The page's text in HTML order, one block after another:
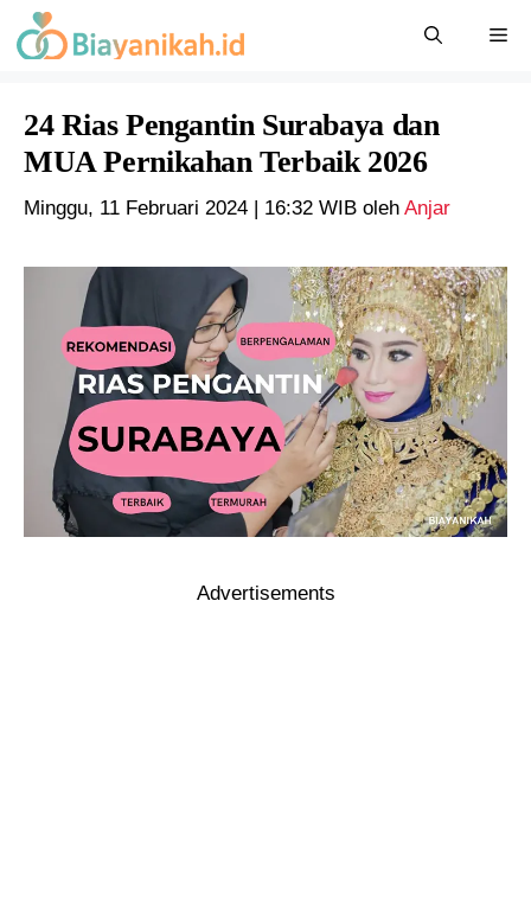
Langsung
ke
24 Rias Pengantin Surabaya dan
MUA Pernikahan Terbaik 2026
Minggu, 11 Februari 2024 | 16:32 WIB oleh Anjar
Advertisements